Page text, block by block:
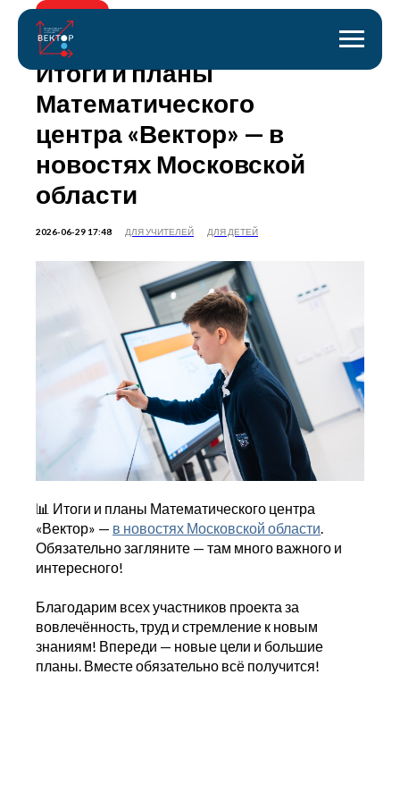
Назад
Итоги и планы
Математического
центра «Вектор» — в
новостях Московской
области
2026-06-29 17:48 ДЛЯ УЧИТЕЛЕЙ ДЛЯ ДЕТЕЙ
📊 Итоги и планы Математического центра
«Вектор» — в новостях Московской области.
Обязательно загляните — там много важного и
интересного!
Благодарим всех участников проекта за
вовлечённость, труд и стремление к новым
знаниям! Впереди — новые цели и большие
планы. Вместе обязательно всё получится!